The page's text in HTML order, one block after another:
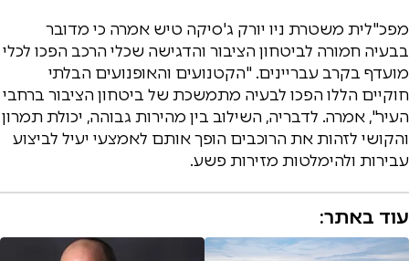
מפכ"לית משטרת ניו יורק ג'סיקה טיש אמרה כי מדובר
בבעיה חמורה לביטחון הציבור והדגישה שכלי הרכב הפכו לכלי
מועדף בקרב עבריינים. "הקטנועים והאופנועים הבלתי
חוקיים הללו הפכו לבעיה מתמשכת של ביטחון הציבור ברחבי
העיר", אמרה. לדבריה, השילוב בין מהירות גבוהה, יכולת תמרון
והקושי לזהות את הרוכבים הופך אותם לאמצעי יעיל לביצוע
עבירות ולהימלטות מזירות פשע.
עוד באתר: